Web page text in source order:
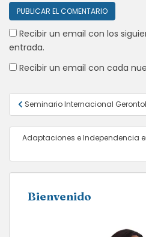
Recibir un email con los
entrada.
Recibir un email con cada
Navegación
de
entradas
Seminario Internacional
Adaptaciones e Independencia
Bienvenido